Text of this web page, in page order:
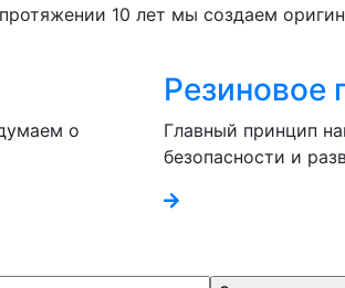
10 лет мы создаем
о
Резиновое
Главный принцип
безопасности и